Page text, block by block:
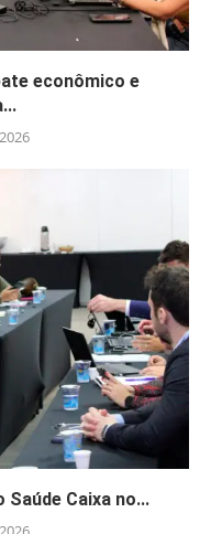
econômico e
Caixa no...